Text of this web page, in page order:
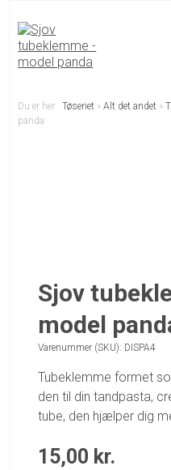
Du er her:Tøseriet »Alt det andet »
panda
Sjov
model
Varenummer (SKU): DISPA4
Tubeklemme formet
den til din tandpasta,
tube, den hjælper dig
15,00 kr.